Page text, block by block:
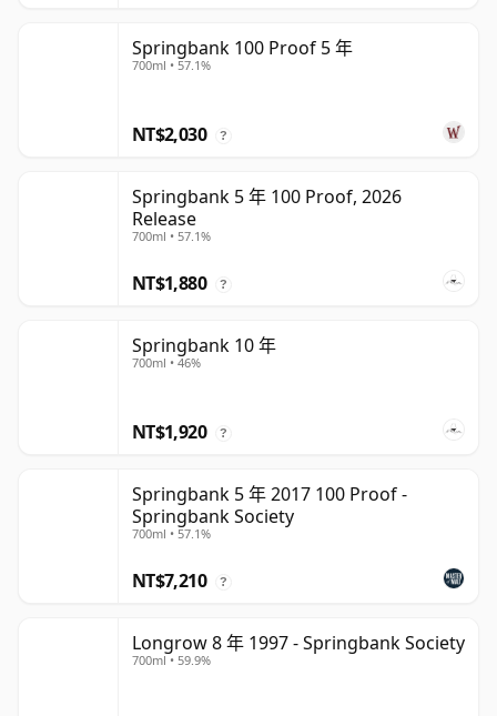
Springbank 100 Proof 5 年
700ml • 57.1%
NT$2,030 ?
Springbank 5 年 100 Proof, 2026
Release
700ml • 57.1%
NT$1,880 ?
Springbank 10 年
700ml • 46%
NT$1,920 ?
Springbank 5 年 2017 100 Proof -
Springbank Society
700ml • 57.1%
NT$7,210 ?
Longrow 8 年 1997 - Springbank Society
700ml • 59.9%